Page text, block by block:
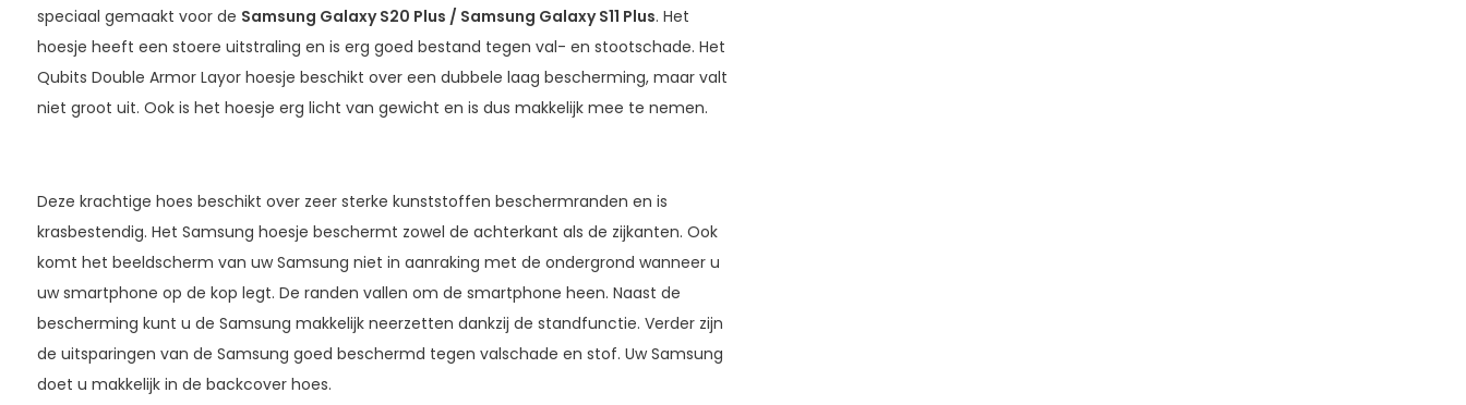
speciaal gemaakt voor de Samsung Galaxy S20 Plus / Samsung Galaxy S11 Plus. Het
hoesje heeft een stoere uitstraling en is erg goed bestand tegen val- en stootschade. Het
Qubits Double Armor Layor hoesje beschikt over een dubbele laag bescherming, maar valt
niet groot uit. Ook is het hoesje erg licht van gewicht en is dus makkelijk mee te nemen.
Deze krachtige hoes beschikt over zeer sterke kunststoffen beschermranden en is
krasbestendig. Het Samsung hoesje beschermt zowel de achterkant als de zijkanten. Ook
komt het beeldscherm van uw Samsung niet in aanraking met de ondergrond wanneer u
uw smartphone op de kop legt. De randen vallen om de smartphone heen. Naast de
bescherming kunt u de Samsung makkelijk neerzetten dankzij de standfunctie. Verder zijn
de uitsparingen van de Samsung goed beschermd tegen valschade en stof. Uw Samsung
doet u makkelijk in de backcover hoes.